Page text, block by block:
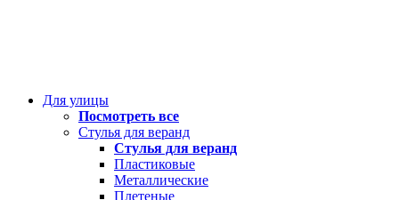
Для улицы
Посмотреть все
Стулья для веранд
Стулья для веранд
Пластиковые
Металлические
Плетеные